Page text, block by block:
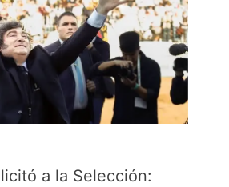
a la Selección: